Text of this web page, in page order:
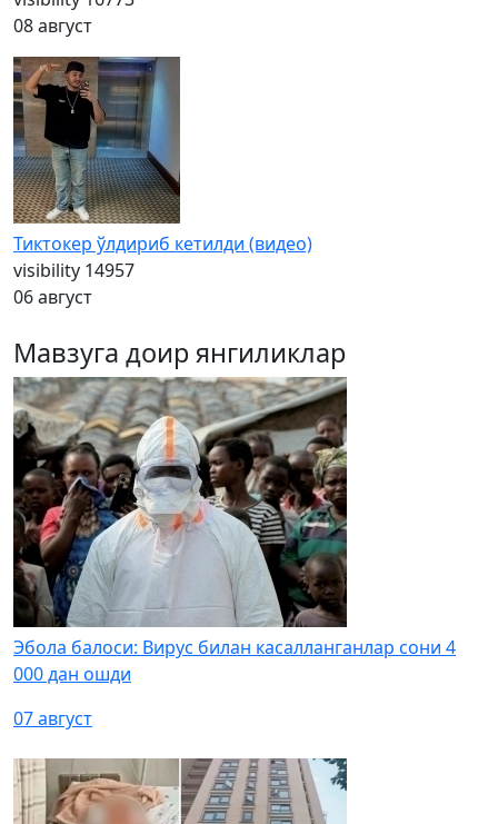
08 август
Тиктокер ўлдириб кетилди (видео)
visibility 14957
06 август
Мавзуга доир янгиликлар
Эбола балоси: Вирус билан касалланганлар сони 4
000 дан ошди
07 август